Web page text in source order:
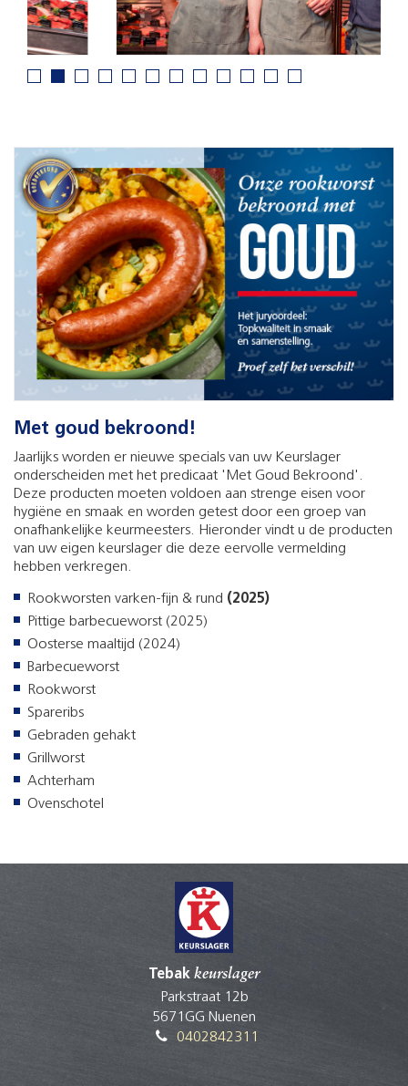
Met goud bekroond!
Jaarlijks worden er nieuwe specials van uw Keurslager
onderscheiden met het predicaat 'Met Goud Bekroond'.
Deze producten moeten voldoen aan strenge eisen voor
hygiëne en smaak en worden getest door een groep van
onafhankelijke keurmeesters. Hieronder vindt u de producten
van uw eigen keurslager die deze eervolle vermelding
hebben verkregen.
Rookworsten varken-fijn & rund (2025)
Pittige barbecueworst (2025)
Oosterse maaltijd (2024)
Barbecueworst
Rookworst
Spareribs
Gebraden gehakt
Grillworst
Achterham
Ovenschotel
Tebak keurslager
Parkstraat 12b
5671GG Nuenen
0402842311